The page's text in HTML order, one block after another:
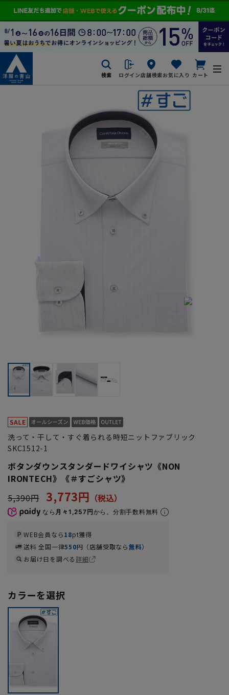
検索 ログイン店舗検索お気に入り カート
洗って・干して・すぐ着られる時短ニットファブリック
SKC1512-1
ボタンダウンスタンダードワイシャツ《NON
IRONTECH》《＃すごシャツ》
5,390円 3,773円
なら 月々1,257円から。分割手数料無料
WEB会員なら18pt獲得
送料 全国一律550円（店舗受取なら無料）
お届け日を調べる詳細
カラーを選択